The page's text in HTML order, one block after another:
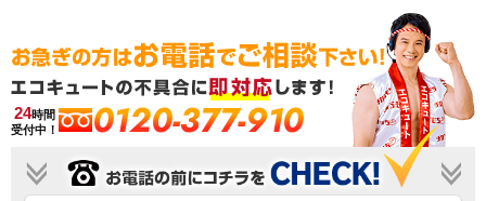
24時間
受付中！
0120-377-910